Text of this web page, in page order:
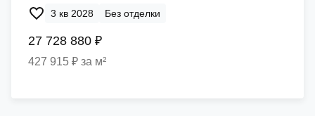
3 кв 2028 Без отделки
27 728 880 ₽
427 915 ₽ за м²